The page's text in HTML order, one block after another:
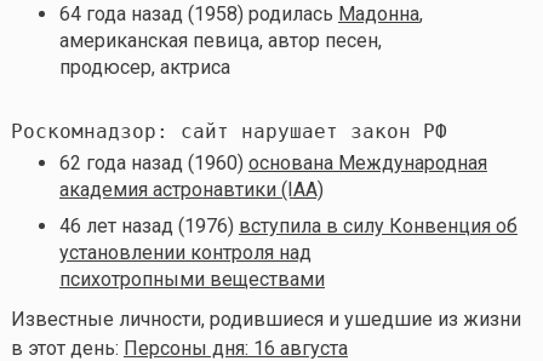
64 года назад (1958) родилась Мадонна,
американская певица, автор песен,
продюсер, актриса
Роскомнадзор: сайт нарушает закон РФ
62 года назад (1960) основана Международная
академия астронавтики (IAA)
46 лет назад (1976) вступила в силу Конвенция об
установлении контроля над
психотропными веществами
Известные личности, родившиеся и ушедшие из жизни
в этот день: Персоны дня: 16 августа